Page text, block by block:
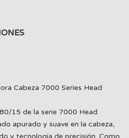
Cabeza 7000 Series Head
15 de la serie 7000 Head
apurado y suave en la cabeza,
y tecnología de precisión. Como